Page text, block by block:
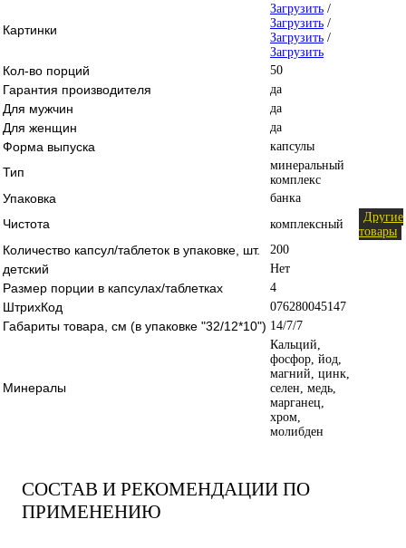
Картинки
Загрузить /
Загрузить /
Загрузить /
Загрузить
Кол-во порций 50
Гарантия производителя да
Для мужчин да
Для женщин да
Форма выпуска капсулы
Тип
минеральный
комплекс
Упаковка банка
Чистота комплексный
Другие
товары
Количество капсул/таблеток в упаковке, шт. 200
детский Нет
Размер порции в капсулах/таблетках 4
ШтрихКод 076280045147
Габариты товара, см (в упаковке "32/12*10") 14/7/7
Минералы
Кальций,
фосфор, йод,
магний, цинк,
селен, медь,
марганец,
хром,
молибден
СОСТАВ И РЕКОМЕНДАЦИИ ПО
ПРИМЕНЕНИЮ